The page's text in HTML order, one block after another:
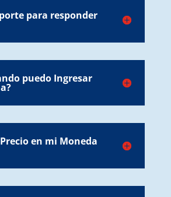
para responder
puedo Ingresar
en mi Moneda